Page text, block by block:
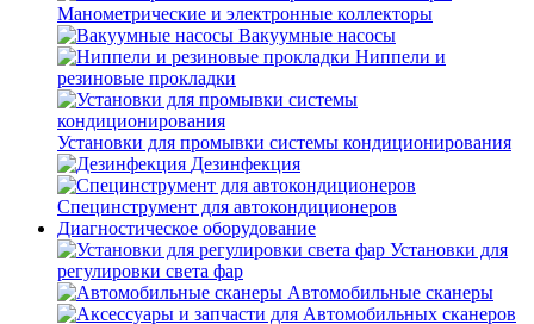
Манометрические и электронные коллекторы
Вакуумные насосы
Ниппели и
резиновые прокладки
Установки для промывки системы кондиционирования
Дезинфекция
Специнструмент для автокондиционеров
Диагностическое оборудование
Установки для
регулировки света фар
Автомобильные сканеры